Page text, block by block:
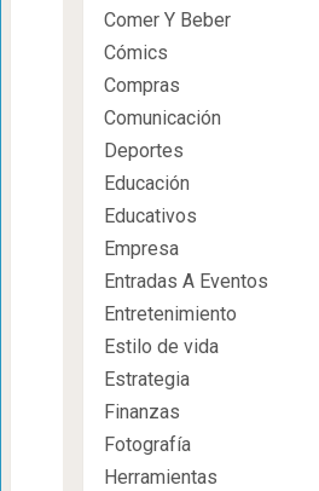
Comer Y Beber
Cómics
Compras
Comunicación
Deportes
Educación
Educativos
Empresa
Entradas A Eventos
Entretenimiento
Estilo de vida
Estrategia
Finanzas
Fotografía
Herramientas